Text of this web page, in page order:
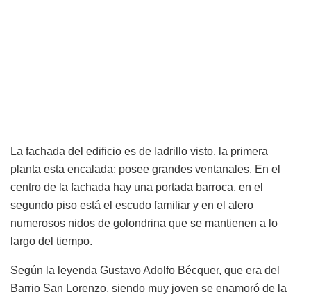
La fachada del edificio es de ladrillo visto, la primera
planta esta encalada; posee grandes ventanales. En el
centro de la fachada hay una portada barroca, en el
segundo piso está el escudo familiar y en el alero
numerosos nidos de golondrina que se mantienen a lo
largo del tiempo.
Según la leyenda Gustavo Adolfo Bécquer, que era del
Barrio San Lorenzo, siendo muy joven se enamoró de la